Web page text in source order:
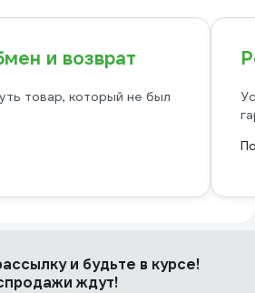
и возврат
товар, который не был
и будьте в курсе!
ждут!